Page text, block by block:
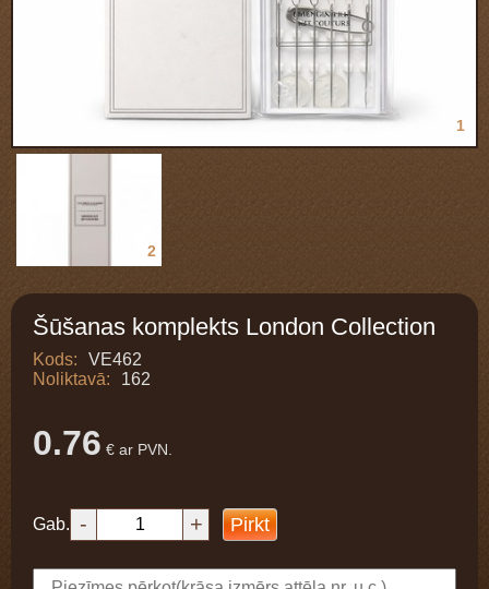
1
2
Šūšanas komplekts London Collection
Kods:
VE462
Noliktavā:
162
0.76 € ar PVN.
Gab. - + Pirkt